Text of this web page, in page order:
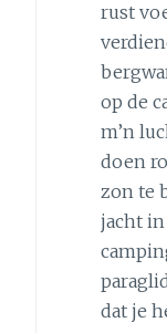
rust
op de
m’n
doen
zon te
jacht
dat je